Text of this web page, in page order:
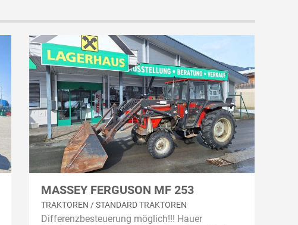
MASSEY FERGUSON MF 253
TRAKTOREN / STANDARD TRAKTOREN
Differenzbesteuerung möglich!!! Hauer